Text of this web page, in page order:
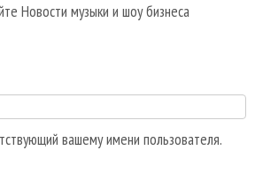
Новости музыки и шоу бизнеса
вашему имени пользователя.